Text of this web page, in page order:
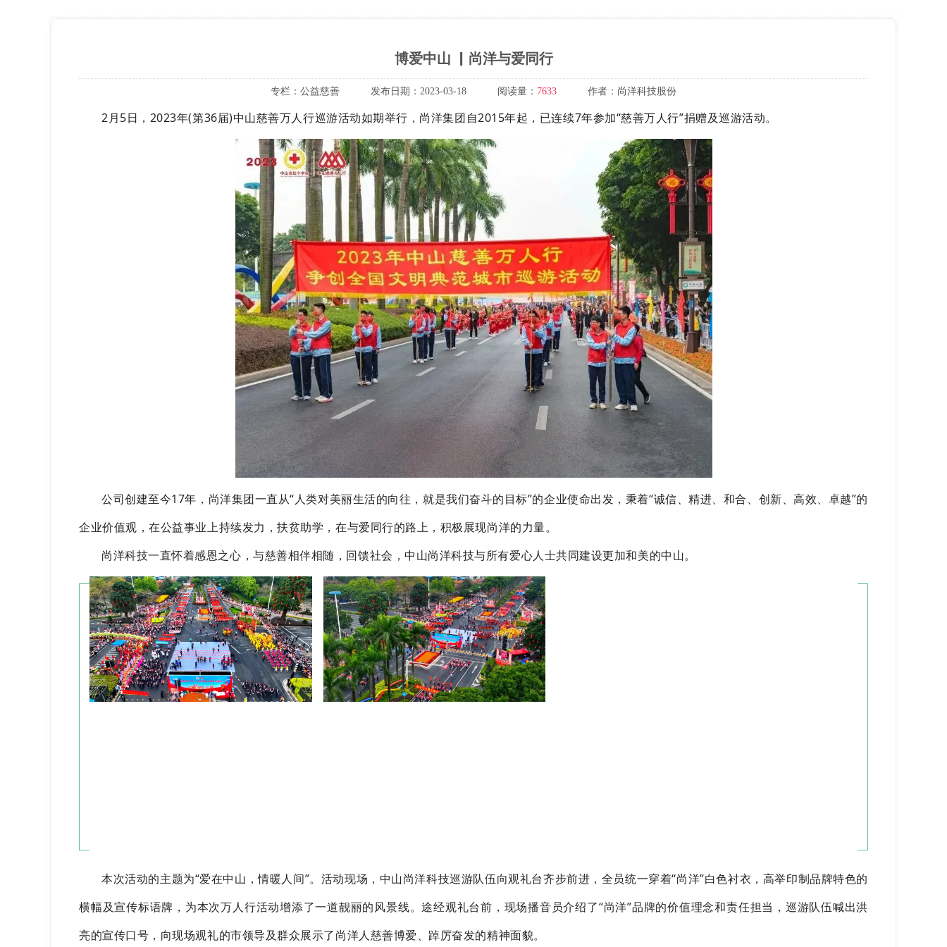
博爱中山 ▏尚洋与爱同行
专栏： 公益慈善 发布日期： 2023-03-18 阅读量： 7633 作者： 尚洋科技股份
2月5日，2023年(第36届)中山慈善万人行巡游活动如期举行，尚洋集团自2015年起，已连续7年参加“慈善万人行”捐赠及巡游活动。
公司创建至今17年 ，尚洋集团一直从“人类对美丽生活的向往，就是我们奋斗的目标”的企业使命出发，秉着“诚信、精进、和合、创新、高效、卓越”的
企业价值观，在公益事业上持续发力，扶贫助学，在与爱同行的路上，积极展现尚洋的力量。
尚洋科技一直怀着感恩之心，与慈善相伴相随，回馈社会，中山尚洋科技与所有爱心人士共同建设更加和美的中山。
本次活动的主题为“爱在中山，情暖人间”。活动现场，中山尚洋科技巡游队伍向观礼台齐步前进，全员统一穿着“尚洋”白色衬衣，高举印制品牌特色的
横幅及宣传标语牌，为本次万人行活动增添了一道靓丽的风景线。途经观礼台前，现场播音员介绍了“尚洋”品牌的价值理念和责任担当，巡游队伍喊出洪
亮的宣传口号，向现场观礼的市领导及群众展示了尚洋人慈善博爱、踔厉奋发的精神面貌。